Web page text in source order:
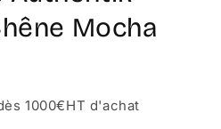
Mocha
1000€HT d'achat